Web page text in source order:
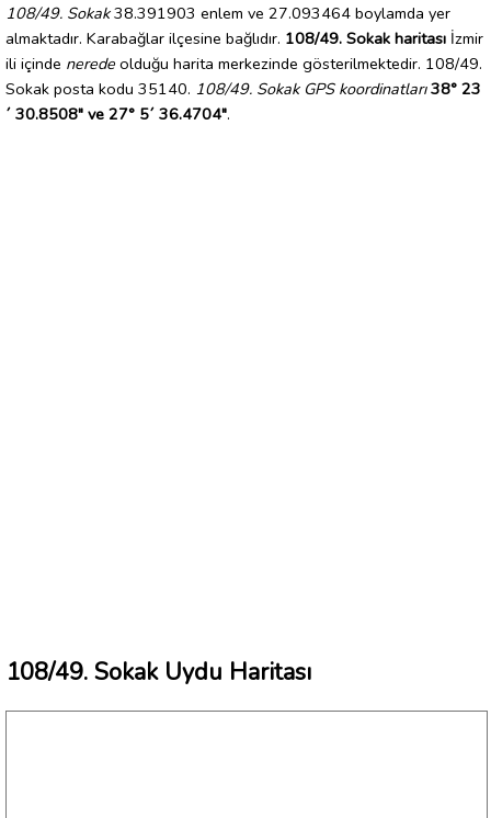
108/49. Sokak38.391903 enlem ve 27.093464 boylamda yer
almaktadır. Karabağlar ilçesine bağlıdır. 108/49. Sokak haritası İzmir
ili içinde nerede olduğu harita merkezinde gösterilmektedir. 108/49.
Sokak posta kodu 35140. 108/49. Sokak GPS koordinatları 38° 23
´ 30.8508" ve 27° 5´ 36.4704".
108/49. Sokak Uydu Haritası